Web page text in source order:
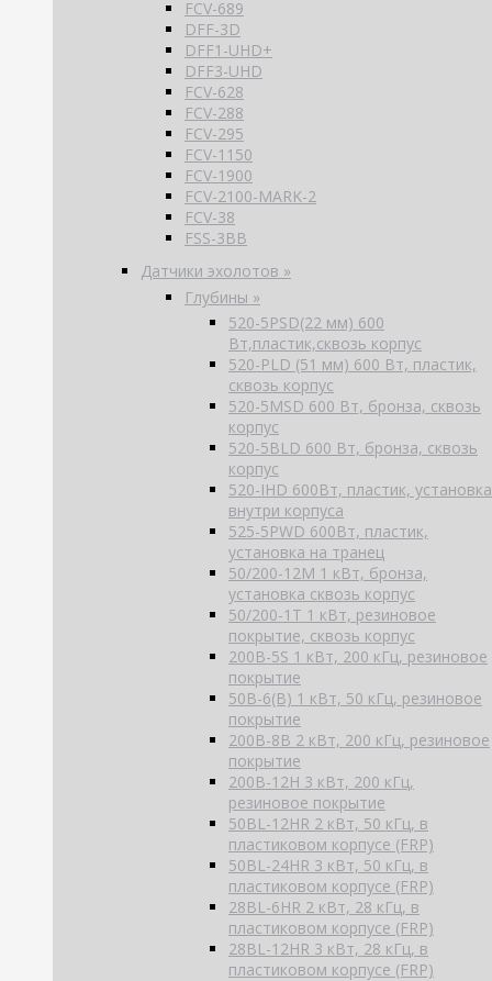
FCV-689
DFF-3D
DFF1-UHD+
DFF3-UHD
FCV-628
FCV-288
FCV-295
FCV-1150
FCV-1900
FCV-2100-MARK-2
FCV-38
FSS-3BB
Датчики эхолотов »
Глубины »
520-5PSD(22 мм) 600
Вт,пластик,сквозь корпус
520-PLD (51 мм) 600 Вт, пластик,
сквозь корпус
520-5MSD 600 Вт, бронза, сквозь
корпус
520-5BLD 600 Вт, бронза, сквозь
корпус
520-IHD 600Вт, пластик, установка
внутри корпуса
525-5PWD 600Вт, пластик,
установка на транец
50/200-12M 1 кВт, бронза,
установка сквозь корпус
50/200-1T 1 кВт, резиновое
покрытие, сквозь корпус
200B-5S 1 кВт, 200 кГц, резиновое
покрытие
50B-6(B) 1 кВт, 50 кГц, резиновое
покрытие
200B-8B 2 кВт, 200 кГц, резиновое
покрытие
200B-12H 3 кВт, 200 кГц,
резиновое покрытие
50BL-12HR 2 кВт, 50 кГц, в
пластиковом корпусе (FRP)
50BL-24HR 3 кВт, 50 кГц, в
пластиковом корпусе (FRP)
28BL-6HR 2 кВт, 28 кГц, в
пластиковом корпусе (FRP)
28BL-12HR 3 кВт, 28 кГц, в
пластиковом корпусе (FRP)